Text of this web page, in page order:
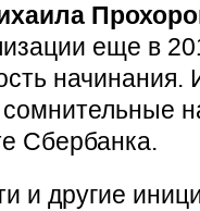
еще в
начинания.
Сбербанка.
и другие